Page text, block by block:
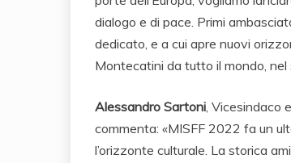
dialogo e di pace. Primi
dedicato, e a cui apre nuovi
Montecatini da tutto il mondo,
Alessandro Sartoni, Vicesindaco
commenta: «MISFF 2022 fa un
l’orizzonte culturale. La storica